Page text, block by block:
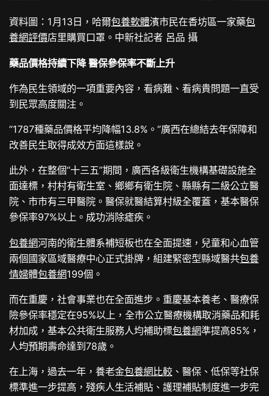
資料圖：1月13日，哈爾包養軟體濱市民在香坊區一家藥包
養網評價店里購買口罩。中新社記者 呂品 攝
藥品價格持續下降 醫保參保率不斷上升
作為民生領域的一項重要內容，看病難、看病貴問題一直受
到民眾高度關注。
“1787種藥品價格平均降幅13.8%。”廣西在總結去年保障和
改善民生取得成效方面這樣說。
此外，在整個“十三五”期間，廣西各級衛生機構基礎設施全
面達標，村村有衛生室、鄉鄉有衛生院、縣縣有二級公立醫
院、市市有三甲醫院。醫保就醫結算村級全覆蓋，基本醫保
參保率97%以上。成功消除瘧疾。
包養網河南的衛生體系補短板也在全面提速，兒童和心血管
兩個國家區域醫療中心正式掛牌，組建緊密型縣域醫共包養
情婦體包養網199個。
而在重慶，社會事業也在全面進步。重慶基本養老、醫療保
險參保率穩定在95%以上，全市公立醫療機構取消藥品和耗
材加成，基本公共衛生服務人均補助標包養網準提高85%，
人均預期壽命達到78歲。
在上海，過去一年，養老金包養網比較 、醫保、低保等社保
標準進一步提高，殘疾人生活補貼、護理補貼制度進一步完